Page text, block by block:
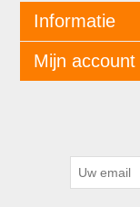
Informatie
Mijn account